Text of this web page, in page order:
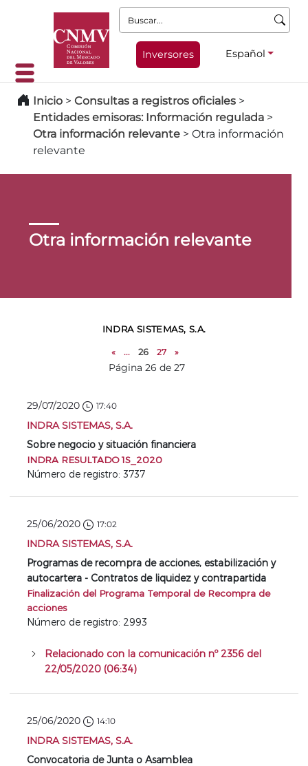
Buscar:
Inversores Español
Inicio > Consultas a registros oficiales >
Entidades emisoras: Información regulada >
Otra información relevante > Otra información
relevante
Otra información relevante
INDRA SISTEMAS, S.A.
« ... 26 27 »
Página 26 de 27
29/07/2020 17:40
INDRA SISTEMAS, S.A.
Sobre negocio y situación financiera
INDRA RESULTADO 1S_2020
Número de registro: 3737
25/06/2020 17:02
INDRA SISTEMAS, S.A.
Programas de recompra de acciones, estabilización y
autocartera - Contratos de liquidez y contrapartida
Finalización del Programa Temporal de Recompra de
acciones
Número de registro: 2993
Relacionado con la comunicación nº 2356 del
22/05/2020 (06:34)
25/06/2020 14:10
INDRA SISTEMAS, S.A.
Convocatoria de Junta o Asamblea